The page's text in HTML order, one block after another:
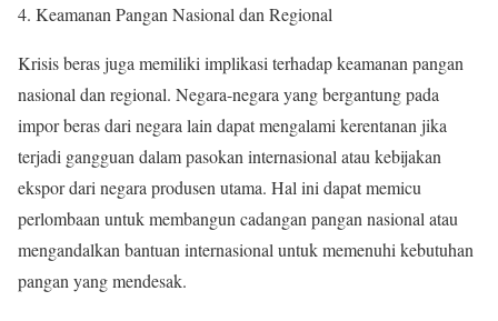
4. Keamanan Pangan Nasional dan Regional
Krisis beras juga memiliki implikasi terhadap keamanan pangan
nasional dan regional. Negara-negara yang bergantung pada
impor beras dari negara lain dapat mengalami kerentanan jika
terjadi gangguan dalam pasokan internasional atau kebijakan
ekspor dari negara produsen utama. Hal ini dapat memicu
perlombaan untuk membangun cadangan pangan nasional atau
mengandalkan bantuan internasional untuk memenuhi kebutuhan
pangan yang mendesak.